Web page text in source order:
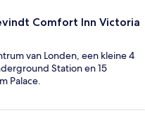
Comfort Inn Victoria
van Londen, een kleine 4
Station en 15
Palace.